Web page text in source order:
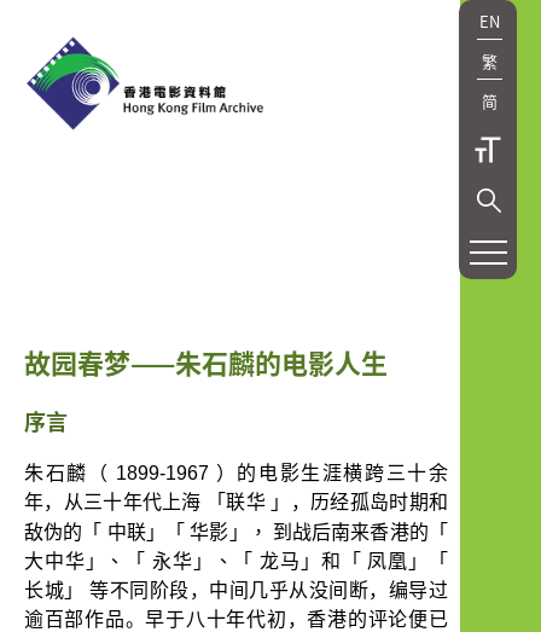
EN
繁
简
出
版
Research
and
Publication
故园春梦——朱石麟的电影人生
序言
朱石麟（ 1899-1967 ）的电影生涯横跨三十余
年，从三十年代上海
「联华 」，历经孤岛时期和
敌伪的
「 中联」「华影 」， 到战后南来香港的 「
大中华 」、「 永华 」、「龙马 」和「 凤凰 」「
长城 」等不同阶段，中间几乎从没间断，编导过
逾百部作品。早于八十年代初，香港的评论便已